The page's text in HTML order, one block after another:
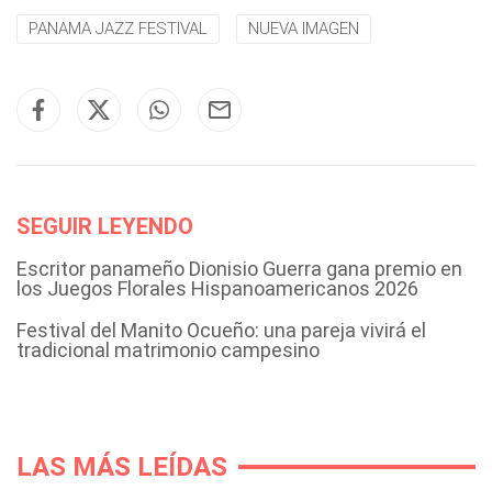
PANAMA JAZZ FESTIVAL NUEVA IMAGEN
SEGUIR LEYENDO
Escritor panameño Dionisio Guerra gana premio en
los Juegos Florales Hispanoamericanos 2026
Festival del Manito Ocueño: una pareja vivirá el
tradicional matrimonio campesino
LAS MÁS LEÍDAS